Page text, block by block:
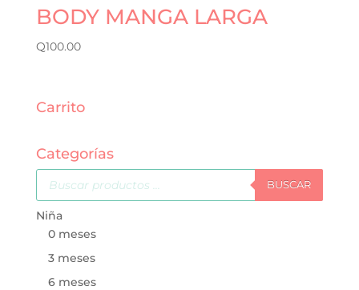
BODY MANGA LARGA
Q100.00
Carrito
Categorías
Búsqueda
de
productos
BUSCAR
Niña
0 meses
3 meses
6 meses